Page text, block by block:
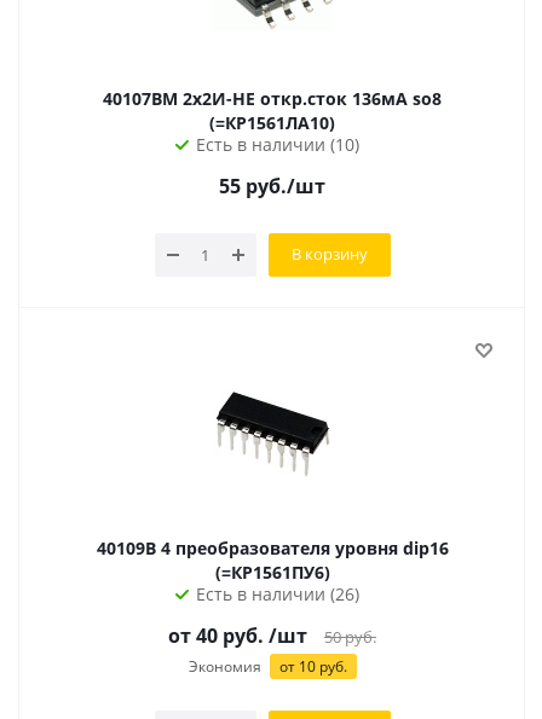
40107ВM 2x2И-НЕ откр.сток 136мА so8
(=КР1561ЛА10)
Есть в наличии (10)
55 руб./шт
В корзину
40109B 4 преобразователя уровня dip16
(=КР1561ПУ6)
Есть в наличии (26)
от40 руб. /шт 50руб.
Экономия от 10руб.